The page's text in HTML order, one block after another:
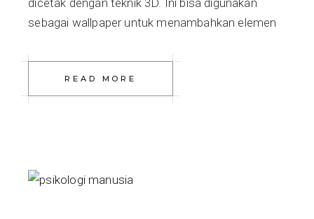
dicetak dengan teknik 3D. Ini bisa digunakan
sebagai wallpaper untuk menambahkan elemen
READ MORE